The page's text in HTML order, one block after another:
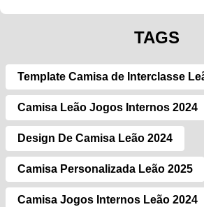
TAGS
Template Camisa de Interclasse
Camisa Leão Jogos Internos 2024
Design De Camisa Leão 2024
Camisa Personalizada Leão 2025
Camisa Jogos Internos Leão 2024